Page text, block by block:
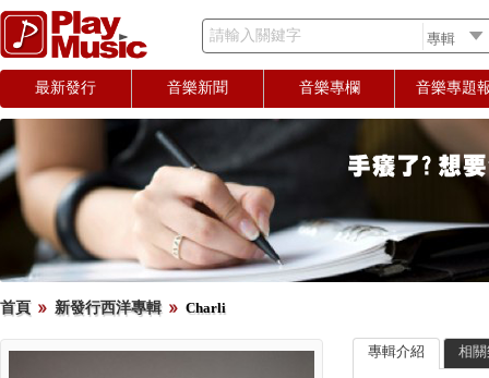
請輸入關鍵字
最新發行 音樂新聞 音樂專欄 音樂專題
首頁 新發行西洋專輯 Charli
專輯介紹 相